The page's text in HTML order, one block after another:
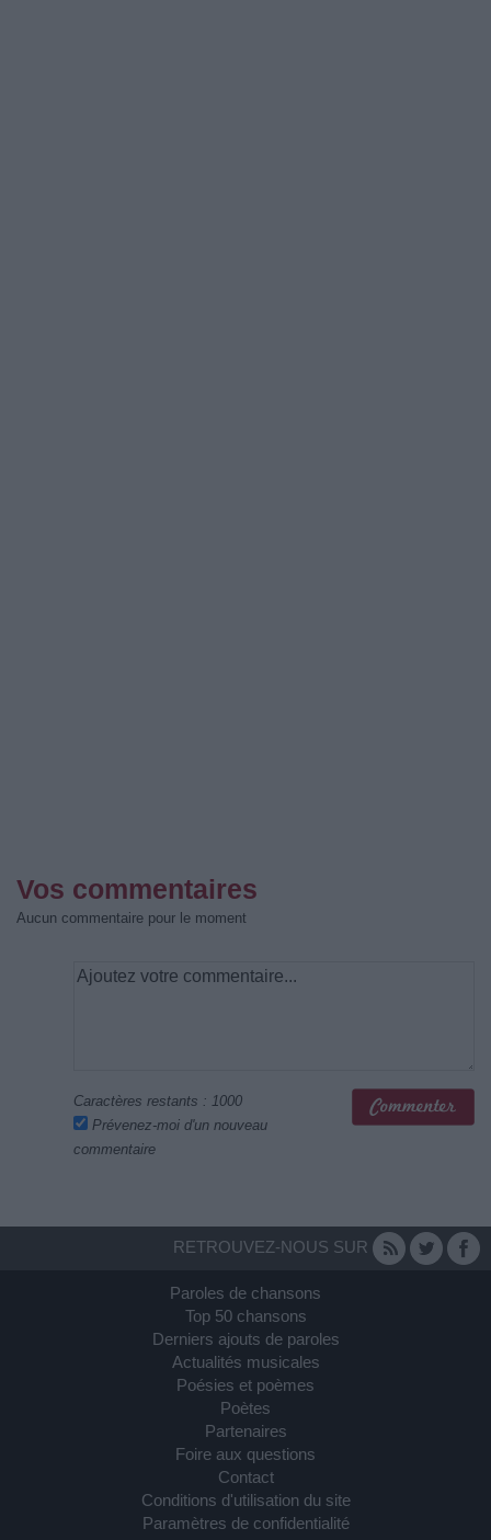
Vos commentaires
Aucun commentaire pour le moment
Caractères restants : 1000
Prévenez-moi d'un nouveau
commentaire
RETROUVEZ-NOUS SUR
Paroles de chansons
Top 50 chansons
Derniers ajouts de paroles
Actualités musicales
Poésies et poèmes
Poètes
Partenaires
Foire aux questions
Contact
Conditions d'utilisation du site
Paramètres de confidentialité